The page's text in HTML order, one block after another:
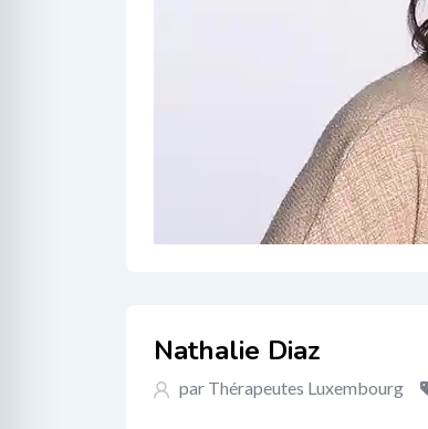
Nathalie Diaz
par Thérapeutes Luxembourg